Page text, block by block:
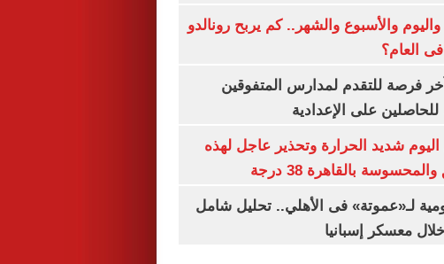
واليوم والأسبوع والشهر.. كم يربح رونالدو
العام؟
فرصة للتقدم لمدارس المتفوقين
للحاصلين على الإعدادية
شديد الحرارة وتحذير عاجل لهذه
بالقاهرة 38 درجة
لـ«عموتة» فى الأهلي.. تحليل شامل
معسكر إسبانيا